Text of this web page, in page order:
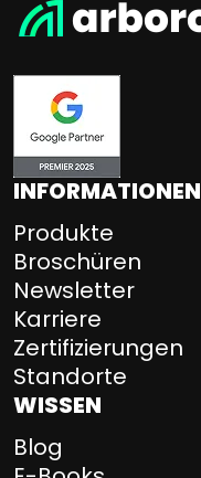
INFORMATIONEN
Produkte
Broschüren
Newsletter
Karriere
Zertifizierungen
Standorte
WISSEN
Blog